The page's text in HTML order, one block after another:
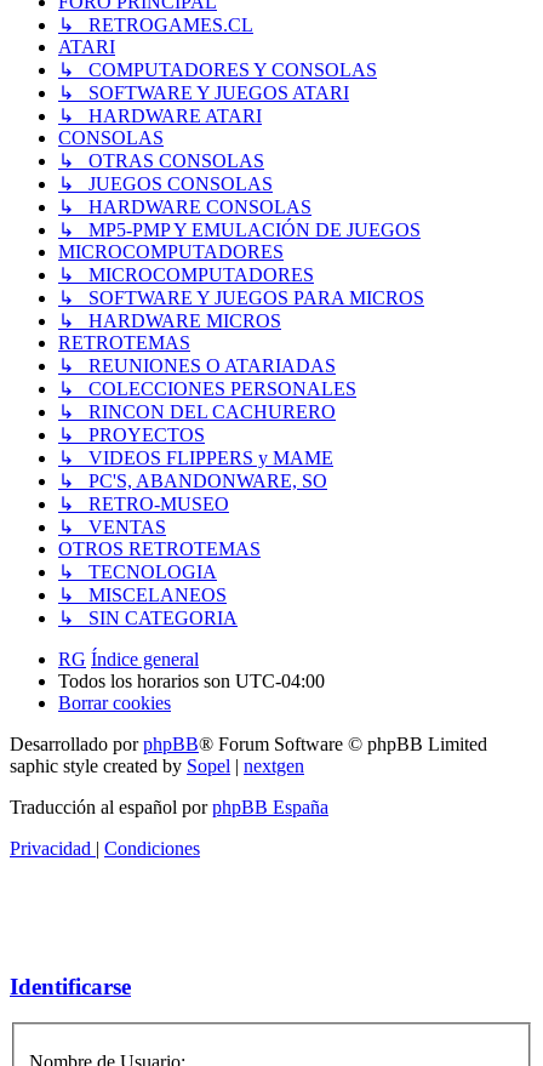
↳ RETROGAMES.CL
ATARI
↳ COMPUTADORES Y CONSOLAS
↳ SOFTWARE Y JUEGOS ATARI
↳ HARDWARE ATARI
CONSOLAS
↳ OTRAS CONSOLAS
↳ JUEGOS CONSOLAS
↳ HARDWARE CONSOLAS
↳ MP5-PMP Y EMULACIÓN DE JUEGOS
MICROCOMPUTADORES
↳ MICROCOMPUTADORES
↳ SOFTWARE Y JUEGOS PARA MICROS
↳ HARDWARE MICROS
RETROTEMAS
↳ REUNIONES O ATARIADAS
↳ COLECCIONES PERSONALES
↳ RINCON DEL CACHURERO
↳ PROYECTOS
↳ VIDEOS FLIPPERS y MAME
↳ PC'S, ABANDONWARE, SO
↳ RETRO-MUSEO
↳ VENTAS
OTROS RETROTEMAS
↳ TECNOLOGIA
↳ MISCELANEOS
↳ SIN CATEGORIA
RG Índice general
Todos los horarios son UTC-04:00
Borrar cookies
Desarrollado porphpBB® Forum Software © phpBB Limited
saphic style created by Sopel | nextgen
Traducción al español porphpBB España
Privacidad | Condiciones
Identificarse
Nombre de Usuario: